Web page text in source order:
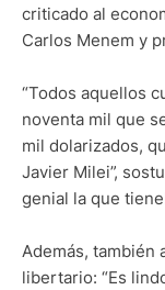
criticado al
Carlos Menem y
“Todos aquellos
noventa mil que
mil dolarizados,
Javier Milei”,
genial la que
Además, también
libertario: “Es